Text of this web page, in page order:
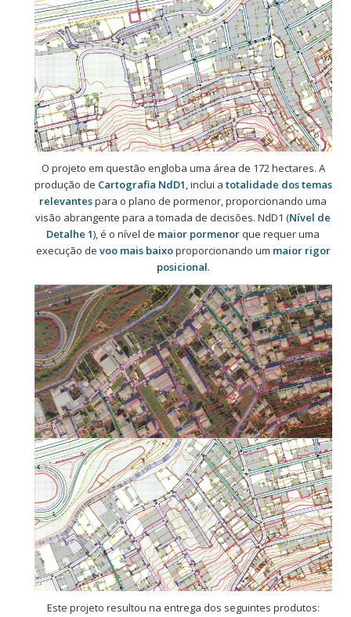
O projeto em questão engloba uma área de 172 hectares. A
produção de Cartografia NdD1, inclui a totalidade dos temas
relevantespara o plano de pormenor, proporcionando uma
visão abrangente para a tomada de decisões. NdD1 (Nível de
Detalhe 1), é o nível de maior pormenorque requer uma
execução de voo mais baixoproporcionando um maior rigor
posicional.
Este projeto resultou na entrega dos seguintes produtos: